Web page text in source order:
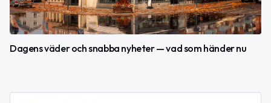
Dagens väder och snabba nyheter — vad som händer nu